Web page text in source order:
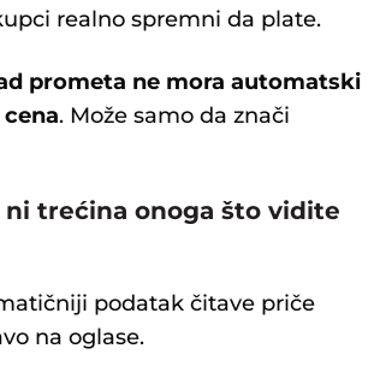
realno spremni da plate.
prometa ne mora automatski
. Može samo da znači
ni trećina onoga što vidite
podatak čitave priče
na oglase.